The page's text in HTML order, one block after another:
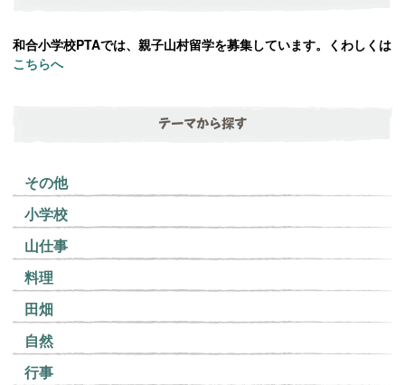
和合小学校PTAでは、親子山村留学を募集しています。くわしくは
こちらへ
テーマから探す
その他
小学校
山仕事
料理
田畑
自然
行事